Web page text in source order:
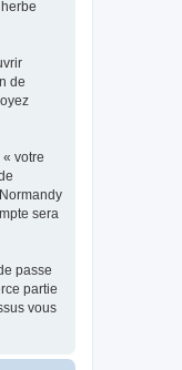
de
votre
sera
passe
partie
vous